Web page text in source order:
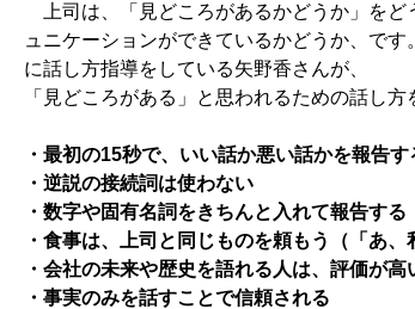
上司は、「見どころがあるかどうか」をど
ュニケーションができているかどうか、で
に話し方指導をしている矢野香さんが、
「見どころがある」と思われるための話し方
・最初の15秒で、いい話か悪い話かを報告
・逆説の接続詞は使わない
・数字や固有名詞をきちんと入れて報告する
・食事は、上司と同じものを頼もう（「あ
・会社の未来や歴史を語れる人は、評価が高
・事実のみを話すことで信頼される